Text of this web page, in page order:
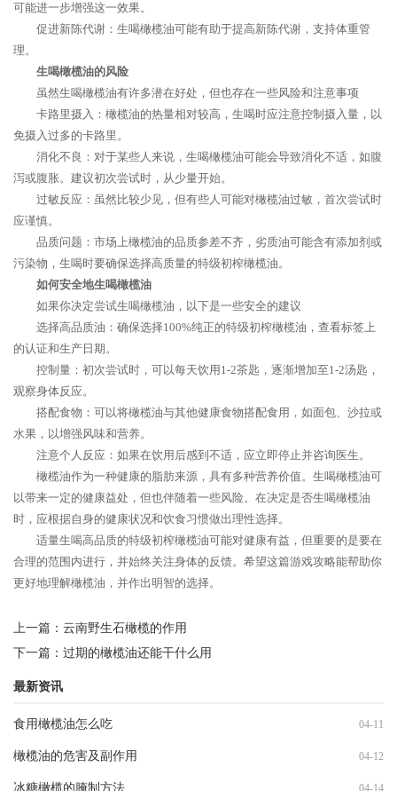
可能进一步增强这一效果。
促进新陈代谢：生喝橄榄油可能有助于提高新陈代谢，支持体重管
理。
生喝橄榄油的风险
虽然生喝橄榄油有许多潜在好处，但也存在一些风险和注意事项
卡路里摄入：橄榄油的热量相对较高，生喝时应注意控制摄入量，以
免摄入过多的卡路里。
消化不良：对于某些人来说，生喝橄榄油可能会导致消化不适，如腹
泻或腹胀。建议初次尝试时，从少量开始。
过敏反应：虽然比较少见，但有些人可能对橄榄油过敏，首次尝试时
应谨慎。
品质问题：市场上橄榄油的品质参差不齐，劣质油可能含有添加剂或
污染物，生喝时要确保选择高质量的特级初榨橄榄油。
如何安全地生喝橄榄油
如果你决定尝试生喝橄榄油，以下是一些安全的建议
选择高品质油：确保选择100%纯正的特级初榨橄榄油，查看标签上
的认证和生产日期。
控制量：初次尝试时，可以每天饮用1-2茶匙，逐渐增加至1-2汤匙，
观察身体反应。
搭配食物：可以将橄榄油与其他健康食物搭配食用，如面包、沙拉或
水果，以增强风味和营养。
注意个人反应：如果在饮用后感到不适，应立即停止并咨询医生。
橄榄油作为一种健康的脂肪来源，具有多种营养价值。生喝橄榄油可
以带来一定的健康益处，但也伴随着一些风险。在决定是否生喝橄榄油
时，应根据自身的健康状况和饮食习惯做出理性选择。
适量生喝高品质的特级初榨橄榄油可能对健康有益，但重要的是要在
合理的范围内进行，并始终关注身体的反馈。希望这篇游戏攻略能帮助你
更好地理解橄榄油，并作出明智的选择。
上一篇： 云南野生石橄榄的作用
下一篇： 过期的橄榄油还能干什么用
最新资讯
食用橄榄油怎么吃 04-11
橄榄油的危害及副作用 04-12
冰糖橄榄的腌制方法 04-14